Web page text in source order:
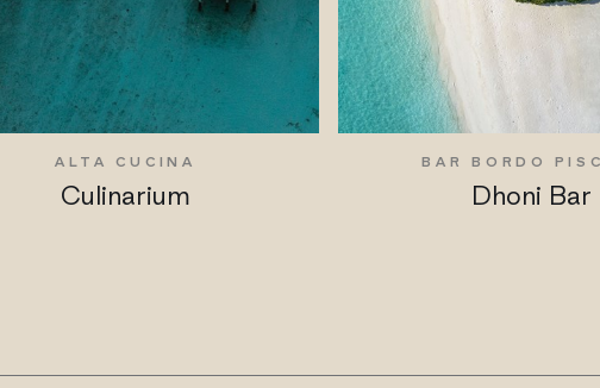
ALTA CUCINA
Culinarium
BAR BORDO
Dhoni Bar